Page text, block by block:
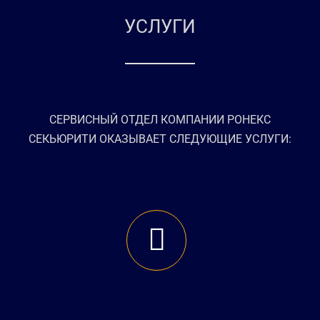
УСЛУГИ
СЕРВИСНЫЙ ОТДЕЛ КОМПАНИИ РОНЕКС
СЕКЬЮРИТИ ОКАЗЫВАЕТ СЛЕДУЮЩИЕ УСЛУГИ: